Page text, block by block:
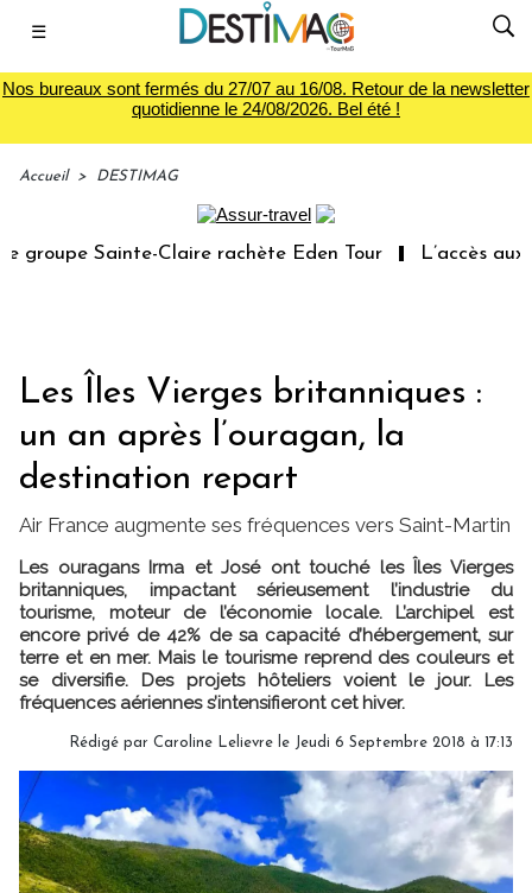
☰
Nos bureaux sont fermés du 27/07 au 16/08. Retour de la newsletter
quotidienne le 24/08/2026. Bel été !
Accueil > DESTIMAG
Sainte-Claire rachète Eden Tour L’accès aux
Les Îles Vierges britanniques :
un an après l’ouragan, la
destination repart
Air France augmente ses fréquences vers Saint-Martin
Les ouragans Irma et José ont touché les Îles Vierges
britanniques, impactant sérieusement l’industrie du
tourisme, moteur de l’économie locale. L’archipel est
encore privé de 42% de sa capacité d’hébergement, sur
terre et en mer. Mais le tourisme reprend des couleurs et
se diversifie. Des projets hôteliers voient le jour. Les
fréquences aériennes s’intensifieront cet hiver.
Rédigé par Caroline Lelievre le Jeudi 6 Septembre 2018 à 17:13